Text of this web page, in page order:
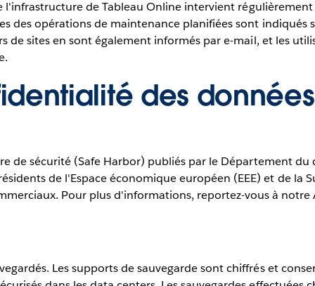
l'infrastructure de Tableau Online intervient
des opérations de maintenance planifiées sont indiqués
de sites en sont également informés par e-mail, et les
des données
de sécurité (Safe Harbor) publiés par le Département du
de l'Espace économique européen (EEE) et de la
Pour plus d'informations, reportez-vous à notre
Les supports de sauvegarde sont chiffrés et